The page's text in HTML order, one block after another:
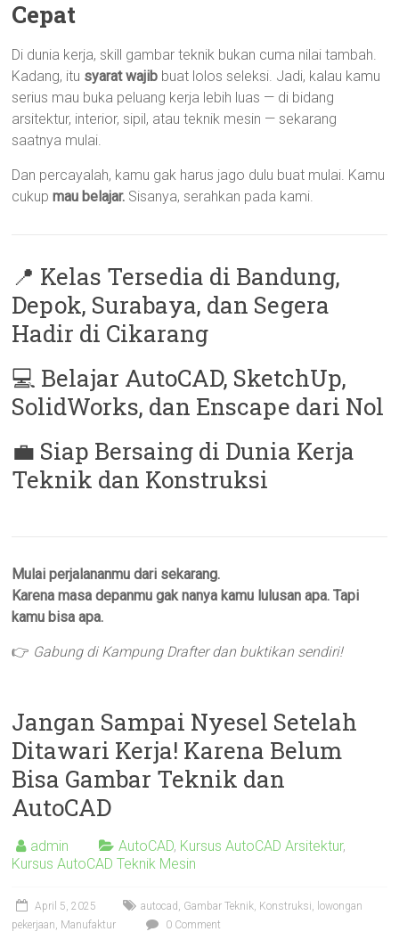
Cepat
Di dunia kerja, skill gambar teknik bukan cuma nilai tambah.
Kadang, itu syarat wajib buat lolos seleksi. Jadi, kalau kamu
serius mau buka peluang kerja lebih luas — di bidang
arsitektur, interior, sipil, atau teknik mesin — sekarang
saatnya mulai.
Dan percayalah, kamu gak harus jago dulu buat mulai. Kamu
cukupmau belajar. Sisanya, serahkan pada kami.
📍 Kelas Tersedia di Bandung,
Depok, Surabaya, dan Segera
Hadir di Cikarang
💻 Belajar AutoCAD, SketchUp,
SolidWorks, dan Enscape dari Nol
💼 Siap Bersaing di Dunia Kerja
Teknik dan Konstruksi
Mulai perjalananmu dari sekarang.
Karena masa depanmu gak nanya kamu lulusan apa. Tapi
kamu bisa apa.
👉 Gabung di Kampung Drafter dan buktikan sendiri!
Jangan Sampai Nyesel Setelah
Ditawari Kerja! Karena Belum
Bisa Gambar Teknik dan
AutoCAD
admin AutoCAD, Kursus AutoCAD Arsitektur,
Kursus AutoCAD Teknik Mesin
April 5, 2025 autocad Gambar Teknik Konstruksi
lowongan
pekerjaan Manufaktur 0 Comment